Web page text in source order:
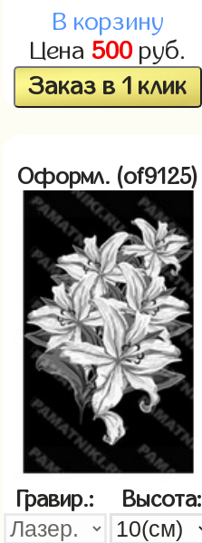
В корзину
Цена 500руб.
Заказ в 1 клик
Оформл. (of9125)
Гравир.: Высота: